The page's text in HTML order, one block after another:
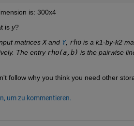
is: 300x4
is y?
matrices X and Y, rho is a k1-by-k2
The entry rho(a,b) is the pairwise
follow why you think you need other
um zu kommentieren.